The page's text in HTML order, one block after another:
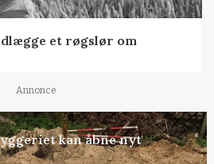
et røgslør om
Annonce
kan åbne nyt